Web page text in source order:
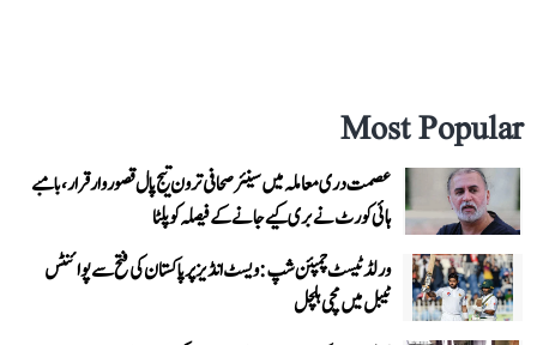
Most Popular
عصمت دری معاملہ میں سینئر صحافی ترون تیج پال قصوروار قرار، بامبے
ہائی کورٹ نے بری کیے جانے کے فیصلہ کو پلٹا
ورلڈ ٹیسٹ چمپئن شپ: ویسٹ انڈیز پر پاکستان کی فتح سے پوائنٹس
ٹیبل میں مچی ہلچل